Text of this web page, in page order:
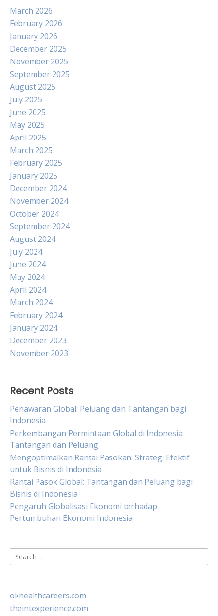
March 2026
February 2026
January 2026
December 2025
November 2025
September 2025
August 2025
July 2025
June 2025
May 2025
April 2025
March 2025
February 2025
January 2025
December 2024
November 2024
October 2024
September 2024
August 2024
July 2024
June 2024
May 2024
April 2024
March 2024
February 2024
January 2024
December 2023
November 2023
Recent Posts
Penawaran Global: Peluang dan Tantangan bagi
Indonesia
Perkembangan Permintaan Global di Indonesia:
Tantangan dan Peluang
Mengoptimalkan Rantai Pasokan: Strategi Efektif
untuk Bisnis di Indonesia
Rantai Pasok Global: Tantangan dan Peluang bagi
Bisnis di Indonesia
Pengaruh Globalisasi Ekonomi terhadap
Pertumbuhan Ekonomi Indonesia
Search
for:
okhealthcareers.com
theintexperience.com